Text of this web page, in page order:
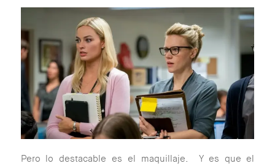
Pero lo destacable es el maquillaje. Y es que el